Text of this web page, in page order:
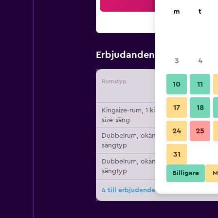
Erbjudanden från
Rumstyp
Kingsize-rum, 1 king
size-säng
Dubbelrum, okänd
sängtyp
Dubbelrum, okänd
sängtyp
4 till erbjudanden för Hotel Astor
m t
3 4
10 11
17 18
24 25
31
Billigare